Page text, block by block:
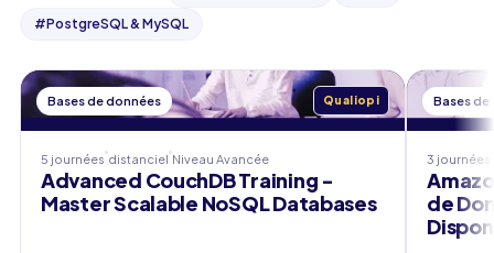
#PostgreSQL & MySQL
Bases de données Qualiopi
5 journées distanciel Niveau Avancée
Advanced CouchDB Training -
Master Scalable NoSQL Databases
Bases de
3 journées
de